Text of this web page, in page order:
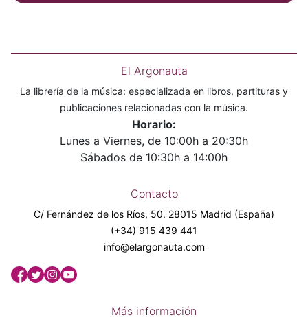
El Argonauta
La librería de la música: especializada en libros, partituras y
publicaciones relacionadas con la música.
Horario:
Lunes a Viernes, de 10:00h a 20:30h
Sábados de 10:30h a 14:00h
Contacto
C/ Fernández de los Ríos, 50. 28015 Madrid (España)
(+34) 915 439 441
info@elargonauta.com
Más información